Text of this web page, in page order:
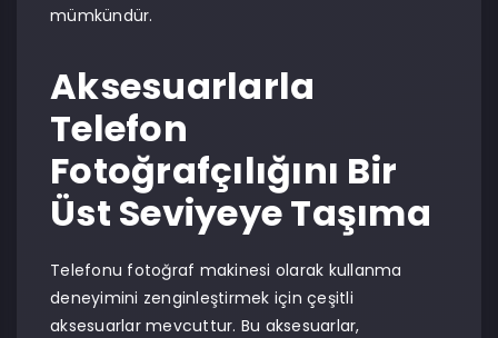
mümkündür.
Aksesuarlarla
Telefon
Fotoğrafçılığını Bir
Üst Seviyeye Taşıma
Telefonu fotoğraf makinesi olarak kullanma
deneyimini zenginleştirmek için çeşitli
aksesuarlar mevcuttur. Bu aksesuarlar,